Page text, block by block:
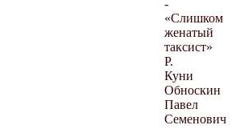
-
«Слишком
женатый
таксист»
Р.
Куни
Обноскин
Павел
Семенович